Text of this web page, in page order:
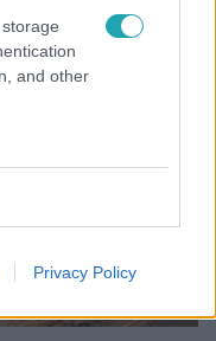
and other
Privacy Policy